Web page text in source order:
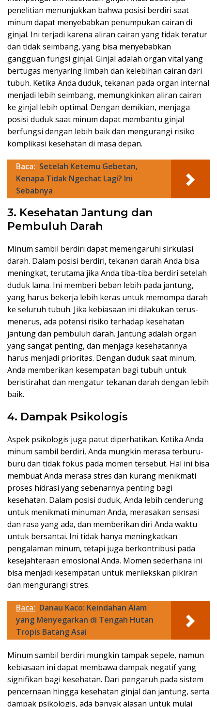
penelitian menunjukkan bahwa posisi berdiri saat
minum dapat menyebabkan penumpukan cairan di
ginjal. Ini terjadi karena aliran cairan yang tidak teratur
dan tidak seimbang, yang bisa menyebabkan
gangguan fungsi ginjal. Ginjal adalah organ vital yang
bertugas menyaring limbah dan kelebihan cairan dari
tubuh. Ketika Anda duduk, tekanan pada organ internal
menjadi lebih seimbang, memungkinkan aliran cairan
ke ginjal lebih optimal. Dengan demikian, menjaga
posisi duduk saat minum dapat membantu ginjal
berfungsi dengan lebih baik dan mengurangi risiko
komplikasi kesehatan di masa depan.
Baca: Setelah Ketemu Gebetan,
Kenapa Tidak Ngechat Lagi? Ini
Sebabnya
3. Kesehatan Jantung dan
Pembuluh Darah
Minum sambil berdiri dapat memengaruhi sirkulasi
darah. Dalam posisi berdiri, tekanan darah Anda bisa
meningkat, terutama jika Anda tiba-tiba berdiri setelah
duduk lama. Ini memberi beban lebih pada jantung,
yang harus bekerja lebih keras untuk memompa darah
ke seluruh tubuh. Jika kebiasaan ini dilakukan terus-
menerus, ada potensi risiko terhadap kesehatan
jantung dan pembuluh darah. Jantung adalah organ
yang sangat penting, dan menjaga kesehatannya
harus menjadi prioritas. Dengan duduk saat minum,
Anda memberikan kesempatan bagi tubuh untuk
beristirahat dan mengatur tekanan darah dengan lebih
baik.
4. Dampak Psikologis
Aspek psikologis juga patut diperhatikan. Ketika Anda
minum sambil berdiri, Anda mungkin merasa terburu-
buru dan tidak fokus pada momen tersebut. Hal ini bisa
membuat Anda merasa stres dan kurang menikmati
proses hidrasi yang sebenarnya penting bagi
kesehatan. Dalam posisi duduk, Anda lebih cenderung
untuk menikmati minuman Anda, merasakan sensasi
dan rasa yang ada, dan memberikan diri Anda waktu
untuk bersantai. Ini tidak hanya meningkatkan
pengalaman minum, tetapi juga berkontribusi pada
kesejahteraan emosional Anda. Momen sederhana ini
bisa menjadi kesempatan untuk merilekskan pikiran
dan mengurangi stres.
Baca: Danau Kaco: Keindahan Alam
yang Menyegarkan di Tengah Hutan
Tropis Batang Asai
Minum sambil berdiri mungkin tampak sepele, namun
kebiasaan ini dapat membawa dampak negatif yang
signifikan bagi kesehatan. Dari pengaruh pada sistem
pencernaan hingga kesehatan ginjal dan jantung, serta
dampak psikologis, ada banyak alasan untuk mulai